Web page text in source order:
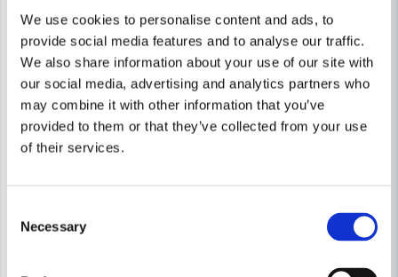
We use cookies to personalise content and ads, to
provide social media features and to analyse our traffic.
We also share information about your use of our site with
our social media, advertising and analytics partners who
may combine it with other information that you’ve
provided to them or that they’ve collected from your use
of their services.
Selection
Necessary
Senco DS522-18V Skruvautomat 25-50mm (2x3,0Ah)
Senco F-35XP 2.0 Fusion-